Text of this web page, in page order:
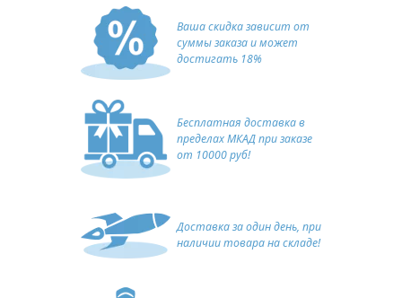
Ваша скидка зависит от
суммы заказа и может
достигать 18%
Бесплатная доставка в
пределах МКАД при заказе
от 10000 руб!
Доставка за один день, при
наличии товара на складе!